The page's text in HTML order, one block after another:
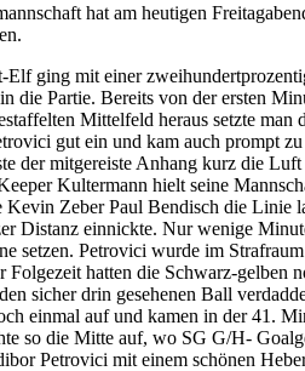
hat am heutigen
Elf ging mit einer
die Partie. Bereits von der ersten
Mittelfeld heraus setzte
gut ein und kam auch prompt
der mitgereiste Anhang kurz die
Kultermann hielt seine
Kevin Zeber Paul Bendisch die Linie
Distanz einnickte. Nur wenige
setzen. Petrovici wurde im
Folgezeit hatten die Schwarz-gelben
sicher drin gesehenen Ball
einmal auf und kamen in der 41.
so die Mitte auf, wo SG G/H-
Petrovici mit einem schönen